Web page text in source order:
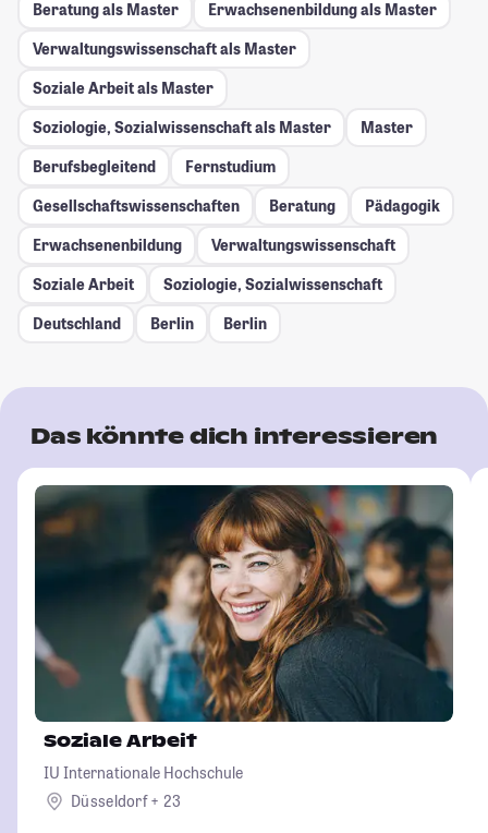
Beratung als Master
Erwachsenenbildung als Master
Verwaltungswissenschaft als Master
Soziale Arbeit als Master
Soziologie, Sozialwissenschaft als Master
Master
Berufsbegleitend
Fernstudium
Gesellschafts­wissenschaften
Beratung
Pädagogik
Erwachsenenbildung
Verwaltungswissenschaft
Soziale Arbeit
Soziologie, Sozialwissenschaft
Deutschland
Berlin Berlin
Das könnte dich interessieren
Soziale Arbeit
IU Internationale Hochschule
Düsseldorf + 23